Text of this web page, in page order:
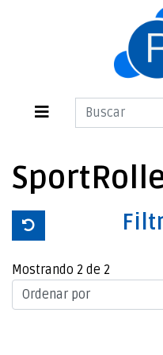
Mostrando 2 de 2